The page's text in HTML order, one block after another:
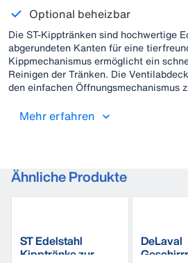
Optional beheizbar
Die ST-Kipptränken sind hochwertige
abgerundeten Kanten für eine
Kippmechanismus ermöglicht ein
Reinigen der Tränken. Die
den einfachen Öffnungsmechanismus
Trinkoberfläche und das
werden.
Mehr erfahren
Ähnliche Produkte
ST Edelstahl
Kipptränke zur
DeLaval